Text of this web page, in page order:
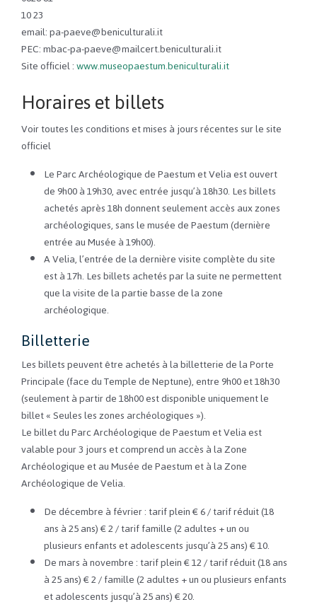
10 23
email: pa-paeve@beniculturali.it
PEC: mbac-pa-paeve@mailcert.beniculturali.it
Site officiel :www.museopaestum.beniculturali.it
Horaires et billets
Voir toutes les conditions et mises à jours récentes sur le site
officiel
Le Parc Archéologique de Paestum et Velia est ouvert
de 9h00 à 19h30, avec entrée jusqu’à 18h30. Les billets
achetés après 18h donnent seulement accès aux zones
archéologiques, sans le musée de Paestum (dernière
entrée au Musée à 19h00).
A Velia, l’entrée de la dernière visite complète du site
est à 17h. Les billets achetés par la suite ne permettent
que la visite de la partie basse de la zone
archéologique.
Billetterie
Les billets peuvent être achetés à la billetterie de la Porte
Principale (face du Temple de Neptune), entre 9h00 et 18h30
(seulement à partir de 18h00 est disponible uniquement le
billet « Seules les zones archéologiques »).
Le billet du Parc Archéologique de Paestum et Velia est
valable pour 3 jours et comprend un accès à la Zone
Archéologique et au Musée de Paestum et à la Zone
Archéologique de Velia.
De décembre à février : tarif plein € 6 / tarif réduit (18
ans à 25 ans) € 2 / tarif famille (2 adultes + un ou
plusieurs enfants et adolescents jusqu’à 25 ans) € 10.
De mars à novembre : tarif plein € 12 / tarif réduit (18 ans
à 25 ans) € 2 / famille (2 adultes + un ou plusieurs enfants
et adolescents jusqu’à 25 ans) € 20.